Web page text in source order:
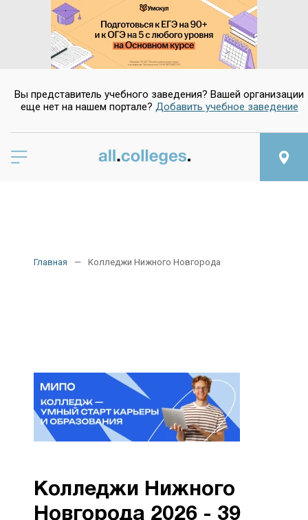
Вы представитель учебного заведения? Вашей организации
еще нет на нашем портале? Добавить учебное заведение
Главная Колледжи Нижного Новгорода
Колледжи Нижного
Новгорода 2026 - 39